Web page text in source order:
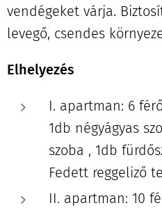
vendégeket várja.
levegő, csendes
Elhelyezés
I. apartman: 6
1db négyágyas
szoba , 1db
Fedett reggeliző
II. apartman: 10